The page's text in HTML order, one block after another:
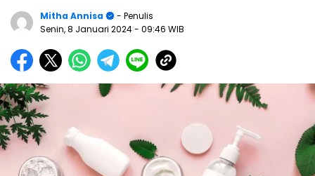
Mitha Annisa
- Penulis
Senin, 8 Januari 2024- 09:46 WIB